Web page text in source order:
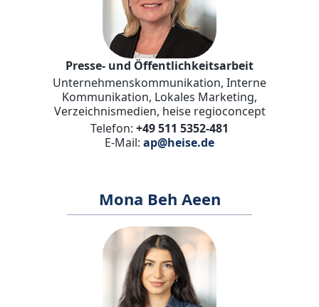
Presse- und Öffentlichkeitsarbeit
Unternehmenskommunikation, Interne
Kommunikation, Lokales Marketing,
Verzeichnismedien, heise regioconcept
Telefon: +49 511 5352-481
E-Mail: ap@heise.de
Mona Beh Aeen